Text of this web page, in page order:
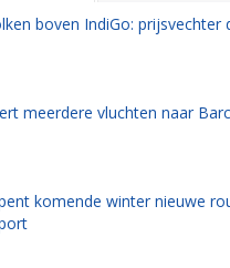
boven IndiGo: prijsvechter
meerdere vluchten naar
komende winter nieuwe